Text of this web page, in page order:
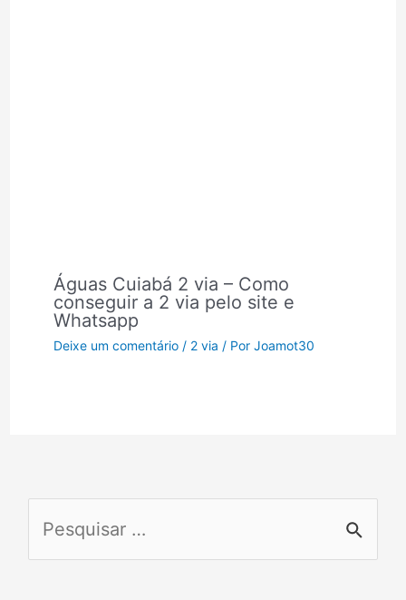
Águas Cuiabá 2 via – Como
conseguir a 2 via pelo site e
Whatsapp
Deixe um comentário / 2 via / Por Joamot30